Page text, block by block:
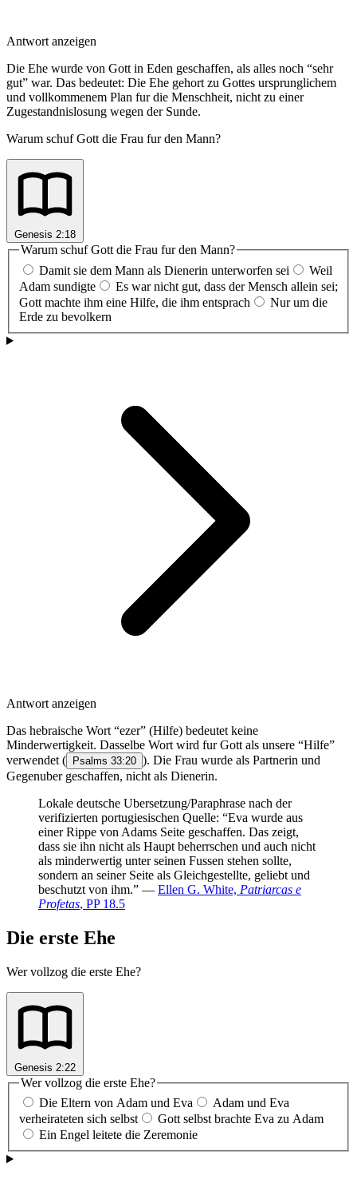
Antwort anzeigen
Die Ehe wurde von Gott in Eden geschaffen, als alles noch “sehr
gut” war. Das bedeutet: Die Ehe gehort zu Gottes ursprunglichem
und vollkommenem Plan fur die Menschheit, nicht zu einer
Zugestandnislosung wegen der Sunde.
Warum schuf Gott die Frau fur den Mann?
Genesis 2:18
Warum schuf Gott die Frau fur den Mann?
Damit sie dem Mann als Dienerin unterworfen sei
Weil
Adam sundigte
Es war nicht gut, dass der Mensch allein sei;
Gott machte ihm eine Hilfe, die ihm entsprach
Nur um die
Erde zu bevolkern
Antwort anzeigen
Das hebraische Wort “ezer” (Hilfe) bedeutet keine
Minderwertigkeit. Dasselbe Wort wird fur Gott als unsere “Hilfe”
verwendet (
Psalms 33:20 ). Die Frau wurde als Partnerin und
Gegenuber geschaffen, nicht als Dienerin.
Lokale deutsche Ubersetzung/Paraphrase nach der
verifizierten portugiesischen Quelle: “Eva wurde aus
einer Rippe von Adams Seite geschaffen. Das zeigt,
dass sie ihn nicht als Haupt beherrschen und auch nicht
als minderwertig unter seinen Fussen stehen sollte,
sondern an seiner Seite als Gleichgestellte, geliebt und
beschutzt von ihm.” — Ellen G. White, Patriarcas e
Profetas, PP 18.5
Die erste Ehe
Wer vollzog die erste Ehe?
Genesis 2:22
Wer vollzog die erste Ehe?
Die Eltern von Adam und Eva
Adam und Eva
verheirateten sich selbst
Gott selbst brachte Eva zu Adam
Ein Engel leitete die Zeremonie